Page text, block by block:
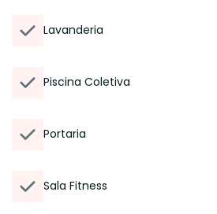
Lavanderia
Piscina Coletiva
Portaria
Sala Fitness